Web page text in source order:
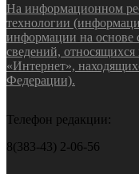
На информационном
технологии
информации на основе
сведений, относящихся
«Интернет»,
Федерации).
Телефон редакции:
8(383-43) 2-06-56